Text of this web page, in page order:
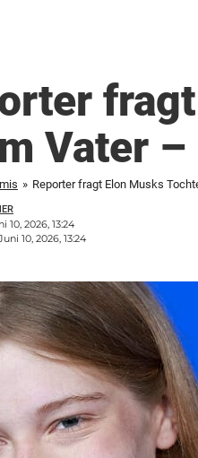
Vater
» Reporter fragt Elon Musks
10, 2026, 13:24
10, 2026, 13:24